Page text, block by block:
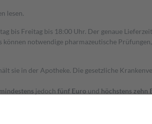
lesen.
bis Freitag bis 18:00 Uhr. Der genaue
notwendige pharmazeutische
sie in der Apotheke. Die gesetzliche
mindestens jedoch fünf Euro und höchstens zehn